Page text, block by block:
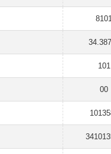
101
00